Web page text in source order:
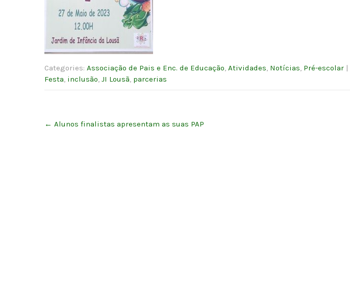
Categories: Associação de Pais e Enc. de Educação, Atividades, Notícias, Pré-escolar
Festa, inclusão, JI Lousã, parcerias
navigation
← Alunos finalistas apresentam as suas PAP